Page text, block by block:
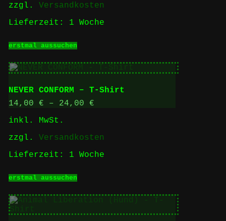
werden
zzgl. Versandkosten
Lieferzeit: 1 Woche
erstmal aussuchenProdukt
mehrere
Varianten
auf.
Die
Optionen
Produktseite
werden
NEVER CONFORM – T-Shirt
14,00 € – 24,00 €
inkl. MwSt.
zzgl. Versandkosten
Lieferzeit: 1 Woche
erstmal aussuchenProdukt
mehrere
auf.